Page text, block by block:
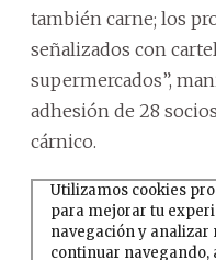
también carne; los
señalizados con
supermercados”,
adhesión de 28
cárnico.